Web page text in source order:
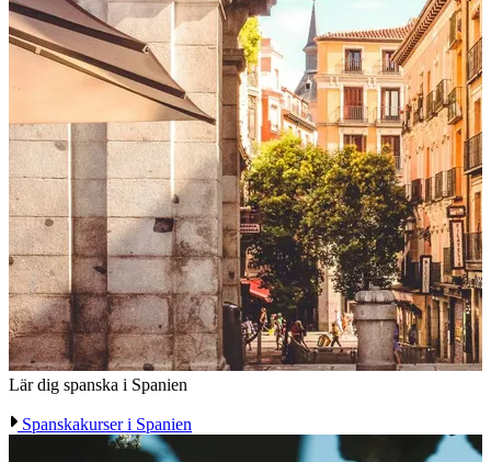
Lär dig spanska i Spanien
Spanskakurser i Spanien